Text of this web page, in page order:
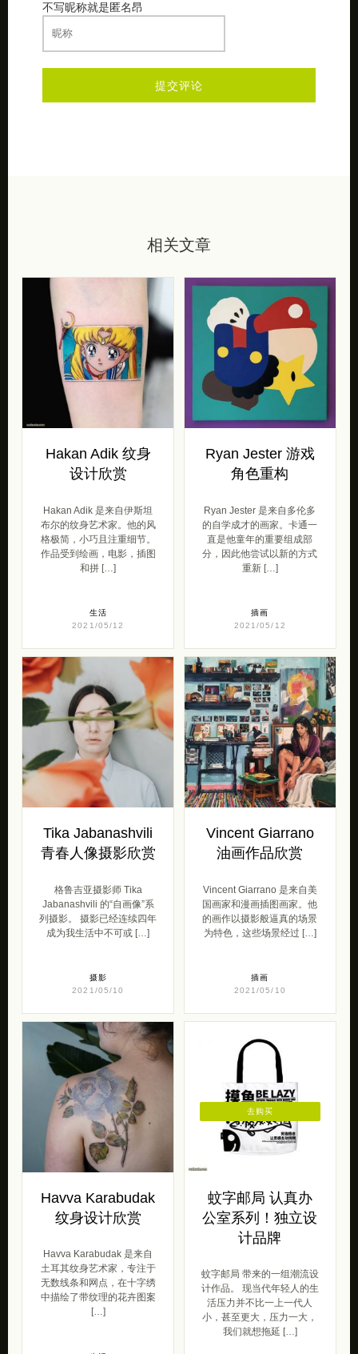
不写昵称就是匿名昂
相关文章
Hakan Adik 纹身
设计欣赏
Hakan Adik 是来自伊斯坦
布尔的纹身艺术家。他的风
格极简，小巧且注重细节。
作品受到绘画，电影，插图
和拼 […]
生活
2021/05/12
Ryan Jester 游戏
角色重构
Ryan Jester 是来自多伦多
的自学成才的画家。卡通一
直是他童年的重要组成部
分，因此他尝试以新的方式
重新 […]
插画
2021/05/12
Tika Jabanashvili
青春人像摄影欣赏
格鲁吉亚摄影师 Tika
Jabanashvili 的“自画像”系
列摄影。 摄影已经连续四年
成为我生活中不可或 […]
摄影
2021/05/10
Vincent Giarrano
油画作品欣赏
Vincent Giarrano 是来自美
国画家和漫画插图画家。他
的画作以摄影般逼真的场景
为特色，这些场景经过 […]
插画
2021/05/10
Havva Karabudak
纹身设计欣赏
Havva Karabudak 是来自
土耳其纹身艺术家，专注于
无数线条和网点，在十字绣
中描绘了带纹理的花卉图案
[…]
蚊字邮局 认真办
公室系列！独立设
计品牌
蚊字邮局 带来的一组潮流设
计作品。 现当代年轻人的生
活压力并不比一上一代人
小，甚至更大，压力一大，
我们就想拖延 […]
去购买